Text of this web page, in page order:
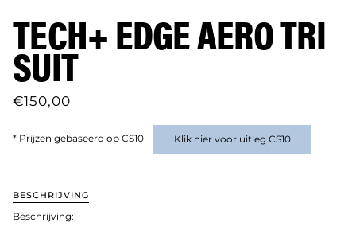
TECH+ EDGE AERO TRI
SUIT
€150,00
* Prijzen gebaseerd op CS10 Klik hier voor uitleg CS10
BESCHRIJVING
Beschrijving: